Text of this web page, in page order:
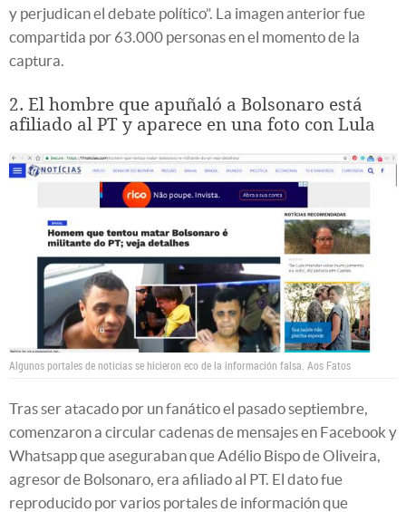
y perjudican el debate político”. La imagen anterior fue
compartida por 63.000 personas en el momento de la
captura.
2. El hombre que apuñaló a Bolsonaro está
afiliado al PT y aparece en una foto con Lula
Algunos portales de noticias se hicieron eco de la información falsa. Aos Fatos
Tras ser atacado por un fanático el pasado septiembre,
comenzaron a circular cadenas de mensajes en Facebook y
Whatsapp que aseguraban que Adélio Bispo de Oliveira,
agresor de Bolsonaro, era afiliado al PT. El dato fue
reproducido por varios portales de información que